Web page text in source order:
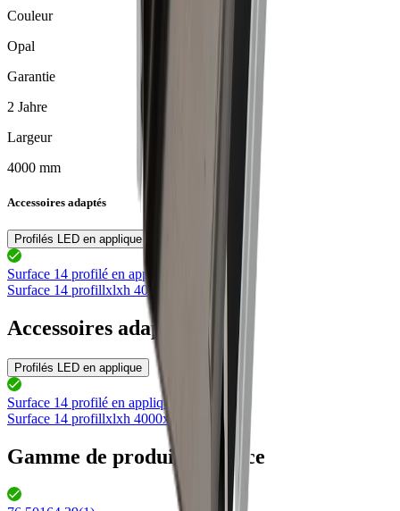
Couleur
Opal
Garantie
2 Jahre
Largeur
4000 mm
Accessoires adaptés
Profilés LED en applique
Surface 14 profilé en applique
76.50162.50
Surface 14 profillxlxh 4000x20x8mm
Accessoires adaptés
Profilés LED en applique
Surface 14 profilé en applique
76.50162.50
Surface 14 profillxlxh 4000x20x8mm
Gamme de produits Surface